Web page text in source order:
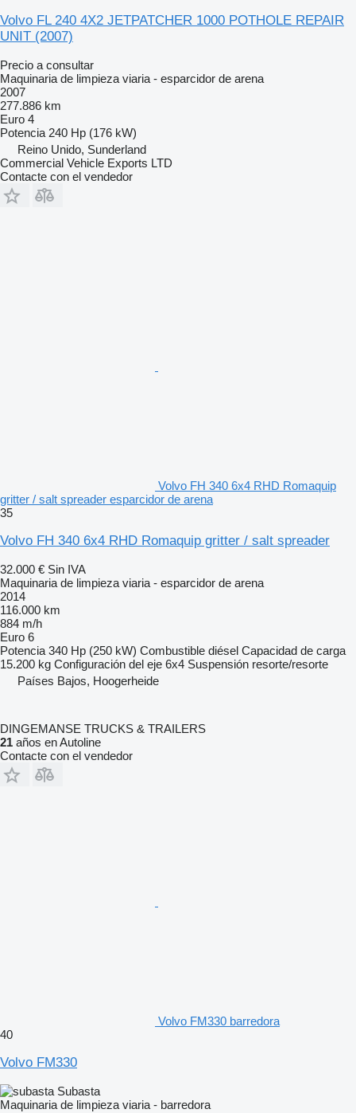
Volvo FL 240 4X2 JETPATCHER 1000 POTHOLE REPAIR
UNIT (2007)
Precio a consultar
Maquinaria de limpieza viaria - esparcidor de arena
2007
277.886 km
Euro 4
Potencia 240 Hp (176 kW)
Reino Unido, Sunderland
Commercial Vehicle Exports LTD
Contacte con el vendedor
Volvo FH 340 6x4 RHD Romaquip
gritter / salt spreader esparcidor de arena
35
Volvo FH 340 6x4 RHD Romaquip gritter / salt spreader
32.000 € Sin IVA
Maquinaria de limpieza viaria - esparcidor de arena
2014
116.000 km
884 m/h
Euro 6
Potencia 340 Hp (250 kW) Combustible diésel Capacidad de carga
15.200 kg Configuración del eje 6x4 Suspensión resorte/resorte
Países Bajos, Hoogerheide
DINGEMANSE TRUCKS & TRAILERS
21 años en Autoline
Contacte con el vendedor
Volvo FM330 barredora
40
Volvo FM330
Subasta
Maquinaria de limpieza viaria - barredora